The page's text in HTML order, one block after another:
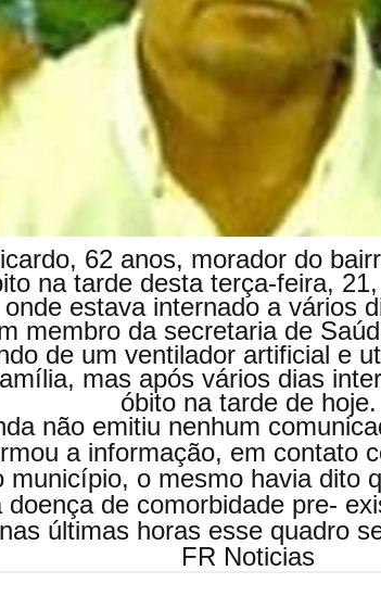
62 anos, morador do
na tarde desta terça-feira,
estava internado a vários
membro da secretaria de
de um ventilador artificial e
mas após vários dias
óbito na tarde de hoje.
não emitiu nenhum
a informação, em contato
município, o mesmo havia dito
doença de comorbidade pre-
últimas horas esse quadro
FR Noticias